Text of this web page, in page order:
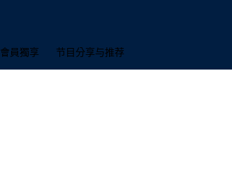
會員獨享 节目分享与推荐